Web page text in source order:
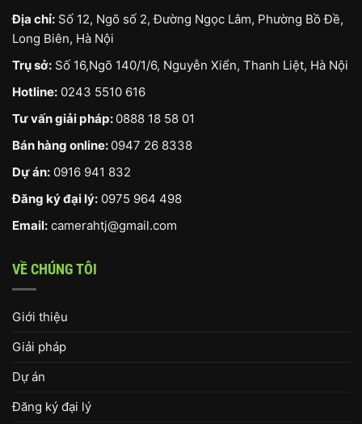
Địa chỉ: Số 12, Ngõ số 2, Đường Ngọc Lâm, Phường Bồ Đề,
Long Biên, Hà Nội
Trụ sở: Số 16,Ngõ 140/1/6, Nguyễn Xiển, Thanh Liệt, Hà Nội
Hotline: 0243 5510 616
Tư vấn giải pháp: 0888 18 58 01
Bán hàng online: 0947 26 8338
Dự án: 0916 941 832
Đăng ký đại lý: 0975 964 498
Email: camerahtj@gmail.com
VỀ CHÚNG TÔI
Giới thiệu
Giải pháp
Dự án
Đăng ký đại lý